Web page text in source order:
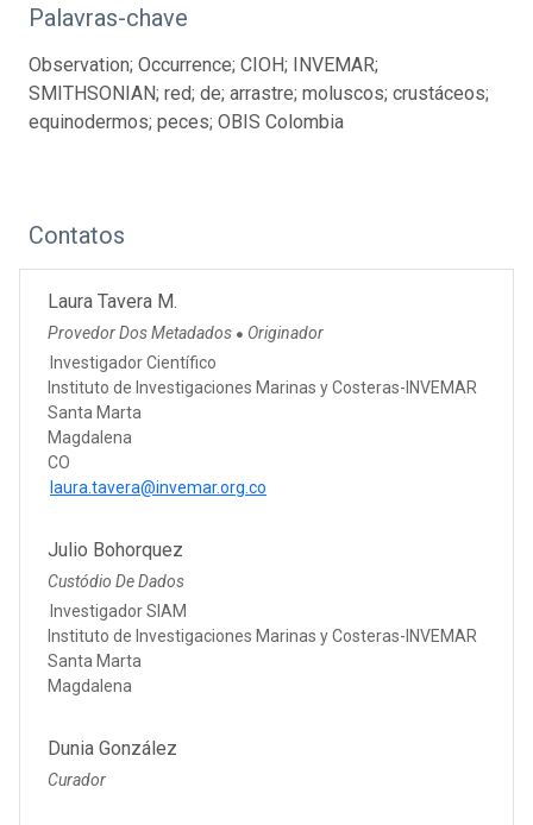
Palavras-chave
Observation; Occurrence; CIOH; INVEMAR;
SMITHSONIAN; red; de; arrastre; moluscos; crustáceos;
equinodermos; peces; OBIS Colombia
Contatos
Laura Tavera M.
Provedor Dos Metadados ● Originador
Investigador Científico
Instituto de Investigaciones Marinas y Costeras-INVEMAR
Santa Marta
Magdalena
CO
laura.tavera@invemar.org.co
Julio Bohorquez
Custódio De Dados
Investigador SIAM
Instituto de Investigaciones Marinas y Costeras-INVEMAR
Santa Marta
Magdalena
Dunia González
Curador